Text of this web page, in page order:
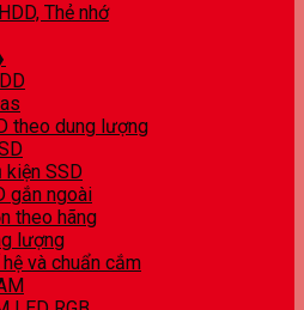
Thẻ nhớ
theo dung lượng
kiện SSD
gắn ngoài
theo hãng
lượng
hệ và chuẩn cắm